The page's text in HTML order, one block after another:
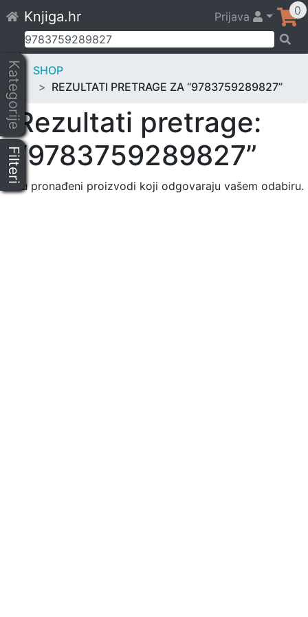
to
content
Knjiga.hr Prijava 0
Pretraži:
Kategorije
Filteri
SHOP
REZULTATI PRETRAGE ZA “9783759289827”
Rezultati pretrage:
“9783759289827”
Nisu pronađeni proizvodi koji odgovaraju vašem odabiru.